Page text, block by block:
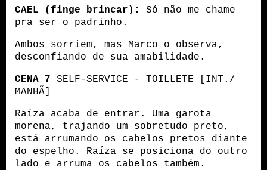
CAEL (finge brincar):
Só não me chame
pra ser o padrinho.
Ambos sorriem, mas Marco o observa,
desconfiando de sua amabilidade.
CENA 7 SELF-SERVICE - TOILLETE [INT./
MANHÃ]
Raíza acaba de entrar. Uma garota
morena, trajando um sobretudo preto,
está arrumando os cabelos pretos diante
do espelho. Raíza se posiciona do outro
lado e arruma os cabelos também.